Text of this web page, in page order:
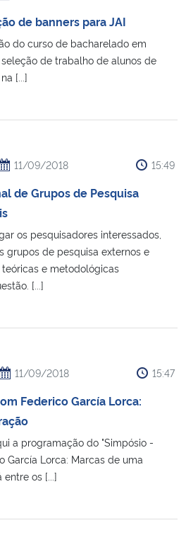
de banners para JAI
do curso de bacharelado em
de trabalho de alunos de
[...]
11/09/2018 15:49
de Grupos de Pesquisa
os pesquisadores interessados,
grupos de pesquisa externos e
e metodológicas
[...]
11/09/2018 15:47
Federico García Lorca:
a programação do "Simpósio -
García Lorca: Marcas de uma
entre os [...]